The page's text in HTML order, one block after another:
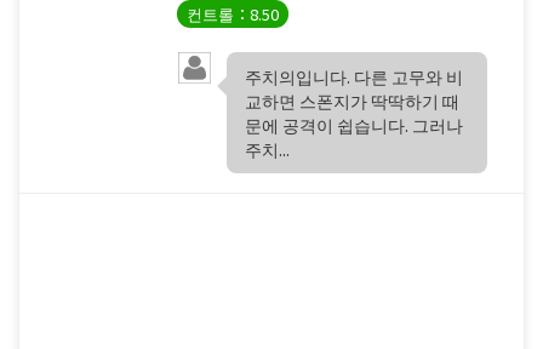
컨트롤：8.50
주치의입니다. 다른 고무와 비
교하면 스폰지가 딱딱하기 때
문에 공격이 쉽습니다. 그러나
주치...